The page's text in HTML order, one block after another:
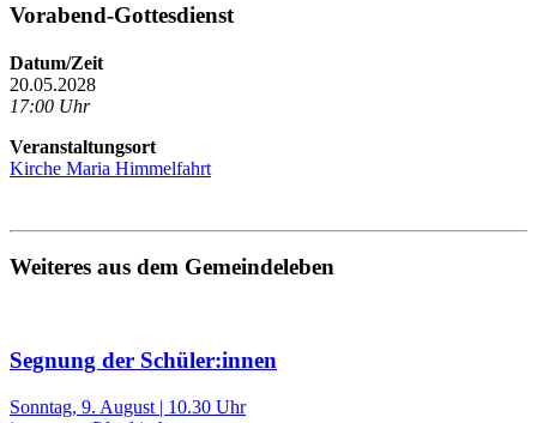
Vorabend-Gottesdienst
Datum/Zeit
20.05.2028
17:00 Uhr
Veranstaltungsort
Kirche Maria Himmelfahrt
Weiteres aus dem Gemeindeleben
Segnung der Schüler:innen
Sonntag, 9. August | 10.30 Uhr